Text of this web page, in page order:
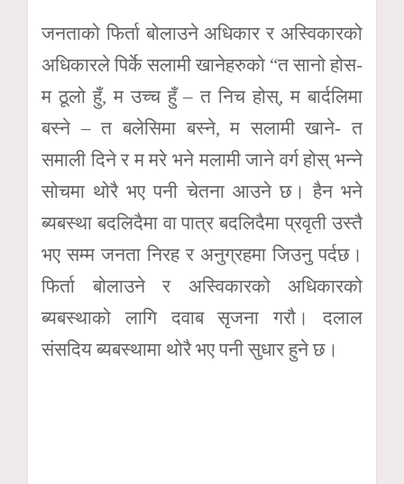
जनताको फिर्ता बोलाउने अधिकार र अस्विकारको
अधिकारले पिर्के सलामी खानेहरुको “त सानो होस-
म ठूलो हुँ, म उच्च हुँ – त निच होस्, म बार्दलिमा
बस्ने – त बलेसिमा बस्ने, म सलामी खाने- त
समाली दिने र म मरे भने मलामी जाने वर्ग होस् भन्ने
सोचमा थोरै भए पनी चेतना आउने छ। हैन भने
ब्यबस्था बदलिदैमा वा पात्र बदलिदैमा प्रवृती उस्तै
भए सम्म जनता निरह र अनुग्रहमा जिउनु पर्दछ।
फिर्ता बोलाउने र अस्विकारको अधिकारको
ब्यबस्थाको लागि दवाब सृजना गरौ। दलाल
संसदिय ब्यबस्थामा थोरै भए पनी सुधार हुने छ।